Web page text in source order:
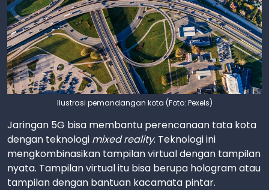
Ilustrasi pemandangan kota (Foto: Pexels)
Jaringan 5G bisa membantu perencanaan tata kota
dengan teknologi mixed reality. Teknologi ini
mengkombinasikan tampilan virtual dengan tampilan
nyata. Tampilan virtual itu bisa berupa hologram atau
tampilan dengan bantuan kacamata pintar.